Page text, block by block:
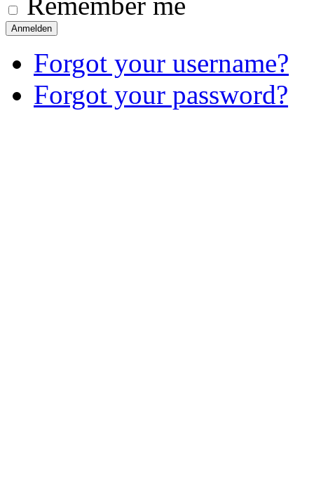
Anmelden
Forgot your username?
Forgot your password?